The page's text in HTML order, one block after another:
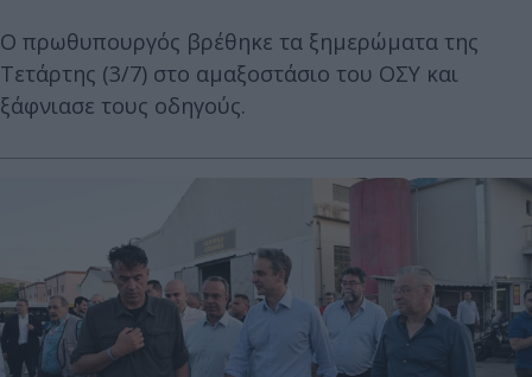
Ο πρωθυπουργός βρέθηκε τα ξημερώματα της
Τετάρτης (3/7) στο αμαξοστάσιο του ΟΣΥ και
ξάφνιασε τους οδηγούς.